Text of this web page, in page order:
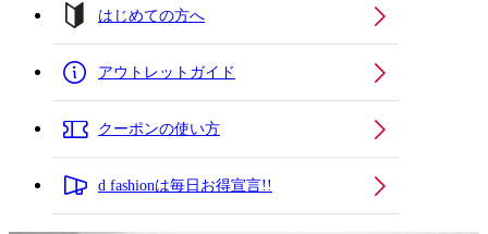
はじめての方へ
アウトレットガイド
クーポンの使い方
d fashionは毎日お得宣言!!